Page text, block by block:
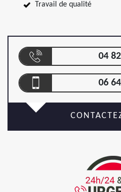
Travail de qualité
04
06